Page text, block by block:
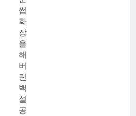
썹
화
장
을
해
버
린
백
설
공